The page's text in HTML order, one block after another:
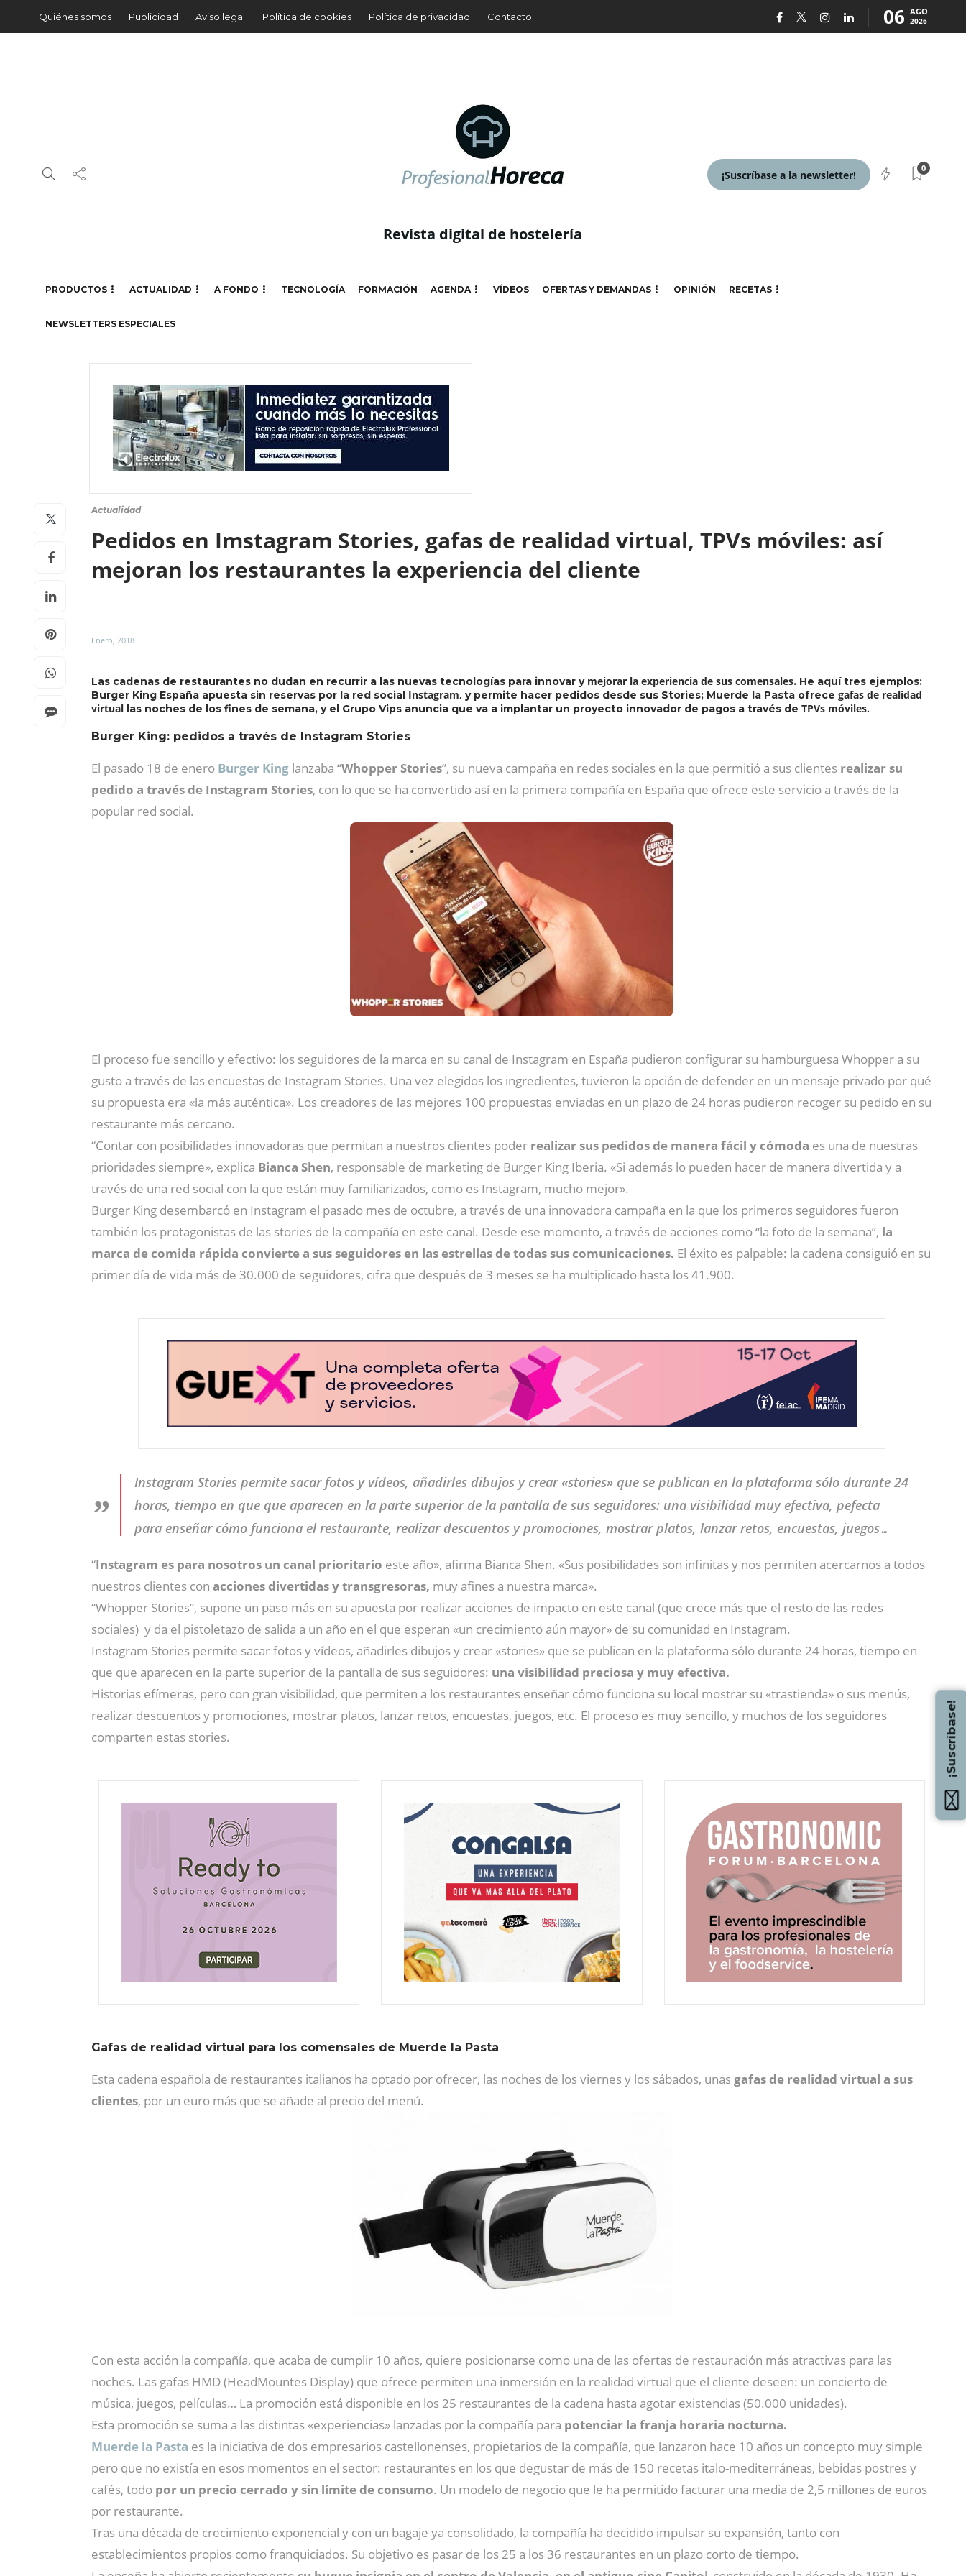
Quiénes somos Publicidad Aviso legal Política de cookies Política de privacidad Contacto 06 AGO
2026
Revista digital de hostelería
¡Suscríbase a la newsletter!
0
PRODUCTOS ACTUALIDAD A FONDO TECNOLOGÍA FORMACIÓN AGENDA VÍDEOS OFERTAS Y DEMANDAS OPINIÓN RECETAS
NEWSLETTERS ESPECIALES
Actualidad
Pedidos en Imstagram Stories, gafas de realidad virtual, TPVs móviles: así
mejoran los restaurantes la experiencia del cliente
Enero, 2018
Las cadenas de restaurantes no dudan en recurrir a las nuevas tecnologías para innovar y mejorar la experiencia de sus comensales. He aquí tres ejemplos:
Burger King España apuesta sin reservas por la red social Instagram, y permite hacer pedidos desde sus Stories; Muerde la Pasta ofrece gafas de realidad
virtual las noches de los fines de semana, y el Grupo Vips anuncia que va a implantar un proyecto innovador de pagos a través de TPVs móviles.
Burger King: pedidos a través de Instagram Stories
El pasado 18 de enero Burger King lanzaba “Whopper Stories”, su nueva campaña en redes sociales en la que permitió a sus clientes realizar su
pedido a través de Instagram Stories, con lo que se ha convertido así en la primera compañía en España que ofrece este servicio a través de la
popular red social.
El proceso fue sencillo y efectivo: los seguidores de la marca en su canal de Instagram en España pudieron configurar su hamburguesa Whopper a su
gusto a través de las encuestas de Instagram Stories. Una vez elegidos los ingredientes, tuvieron la opción de defender en un mensaje privado por qué
su propuesta era «la más auténtica». Los creadores de las mejores 100 propuestas enviadas en un plazo de 24 horas pudieron recoger su pedido en su
restaurante más cercano.
“Contar con posibilidades innovadoras que permitan a nuestros clientes poder realizar sus pedidos de manera fácil y cómoda es una de nuestras
prioridades siempre», explica Bianca Shen, responsable de marketing de Burger King Iberia. «Si además lo pueden hacer de manera divertida y a
través de una red social con la que están muy familiarizados, como es Instagram, mucho mejor».
Burger King desembarcó en Instagram el pasado mes de octubre, a través de una innovadora campaña en la que los primeros seguidores fueron
también los protagonistas de las stories de la compañía en este canal. Desde ese momento, a través de acciones como “la foto de la semana”, la
marca de comida rápida convierte a sus seguidores en las estrellas de todas sus comunicaciones. El éxito es palpable: la cadena consiguió en su
primer día de vida más de 30.000 de seguidores, cifra que después de 3 meses se ha multiplicado hasta los 41.900.
Instagram Stories permite sacar fotos y vídeos, añadirles dibujos y crear «stories» que se publican en la plataforma sólo durante 24
horas, tiempo en que que aparecen en la parte superior de la pantalla de sus seguidores: una visibilidad muy efectiva, pefecta
para enseñar cómo funciona el restaurante, realizar descuentos y promociones, mostrar platos, lanzar retos, encuestas, juegos…
“Instagram es para nosotros un canal prioritario este año», afirma Bianca Shen. «Sus posibilidades son infinitas y nos permiten acercarnos a todos
nuestros clientes con acciones divertidas y transgresoras, muy afines a nuestra marca».
“Whopper Stories”, supone un paso más en su apuesta por realizar acciones de impacto en este canal (que crece más que el resto de las redes
sociales) y da el pistoletazo de salida a un año en el que esperan «un crecimiento aún mayor» de su comunidad en Instagram.
Instagram Stories permite sacar fotos y vídeos, añadirles dibujos y crear «stories» que se publican en la plataforma sólo durante 24 horas, tiempo en
que que aparecen en la parte superior de la pantalla de sus seguidores: una visibilidad preciosa y muy efectiva.
Historias efímeras, pero con gran visibilidad, que permiten a los restaurantes enseñar cómo funciona su local mostrar su «trastienda» o sus menús,
realizar descuentos y promociones, mostrar platos, lanzar retos, encuestas, juegos, etc. El proceso es muy sencillo, y muchos de los seguidores
comparten estas stories.
Gafas de realidad virtual para los comensales de Muerde la Pasta
Esta cadena española de restaurantes italianos ha optado por ofrecer, las noches de los viernes y los sábados, unas gafas de realidad virtual a sus
clientes, por un euro más que se añade al precio del menú.
Con esta acción la compañía, que acaba de cumplir 10 años, quiere posicionarse como una de las ofertas de restauración más atractivas para las
noches. Las gafas HMD (HeadMountes Display) que ofrece permiten una inmersión en la realidad virtual que el cliente deseen: un concierto de
música, juegos, películas… La promoción está disponible en los 25 restaurantes de la cadena hasta agotar existencias (50.000 unidades).
Esta promoción se suma a las distintas «experiencias» lanzadas por la compañía para potenciar la franja horaria nocturna.
Muerde la Pasta es la iniciativa de dos empresarios castellonenses, propietarios de la compañía, que lanzaron hace 10 años un concepto muy simple
pero que no existía en esos momentos en el sector: restaurantes en los que degustar de más de 150 recetas italo-mediterráneas, bebidas postres y
cafés, todo por un precio cerrado y sin límite de consumo. Un modelo de negocio que le ha permitido facturar una media de 2,5 millones de euros
por restaurante.
Tras una década de crecimiento exponencial y con un bagaje ya consolidado, la compañía ha decidido impulsar su expansión, tanto con
establecimientos propios como franquiciados. Su objetivo es pasar de los 25 a los 36 restaurantes en un plazo corto de tiempo.
¡Suscríbase!